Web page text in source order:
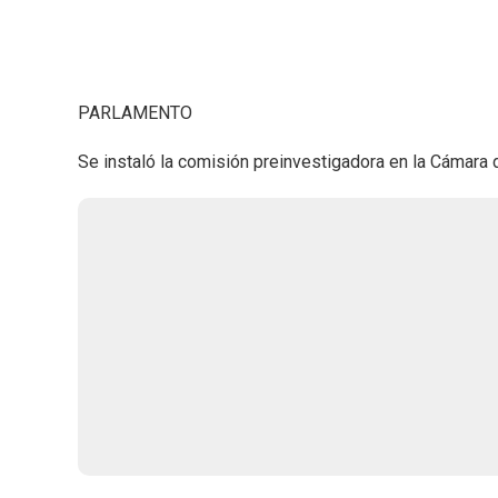
PARLAMENTO
Se instaló la comisión preinvestigadora en la Cámara